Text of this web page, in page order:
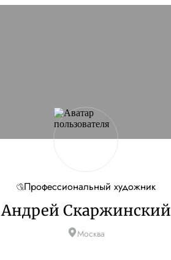
Профессиональный художник
Андрей Скаржинский
Москва